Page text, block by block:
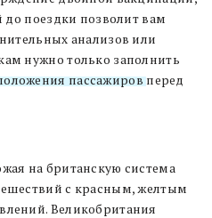
до поездки позволит вам
анализов или
нужно только заполнить
пассажировперед
на британскую система
с красным, желтым
Великобритания